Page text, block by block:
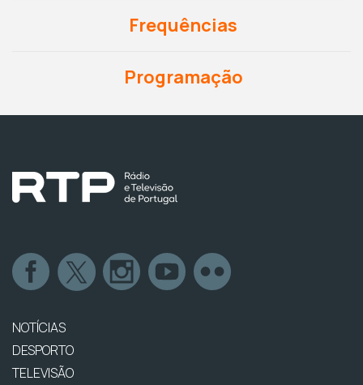
Frequências
Programação
NOTÍCIAS
DESPORTO
TELEVISÃO